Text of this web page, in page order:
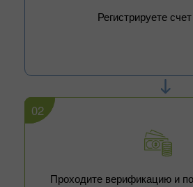
Регистрируете
02
Проходите верификацию и